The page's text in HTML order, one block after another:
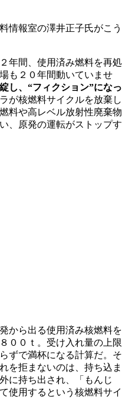
情報室の澤井正子氏がこう
年間、使用済み燃料を再処
も２０年間動いていませ
し、“フィクション”になっ
が核燃料サイクルを放棄し
料や高レベル放射性廃棄物
、原発の運転がストップす
から出る使用済み核燃料を
００ｔ。受け入れ量の上限
ずで満杯になる計算だ。そ
を拒まないのは、持ち込ま
に持ち出され、「もんじ
使用するという核燃料サイ